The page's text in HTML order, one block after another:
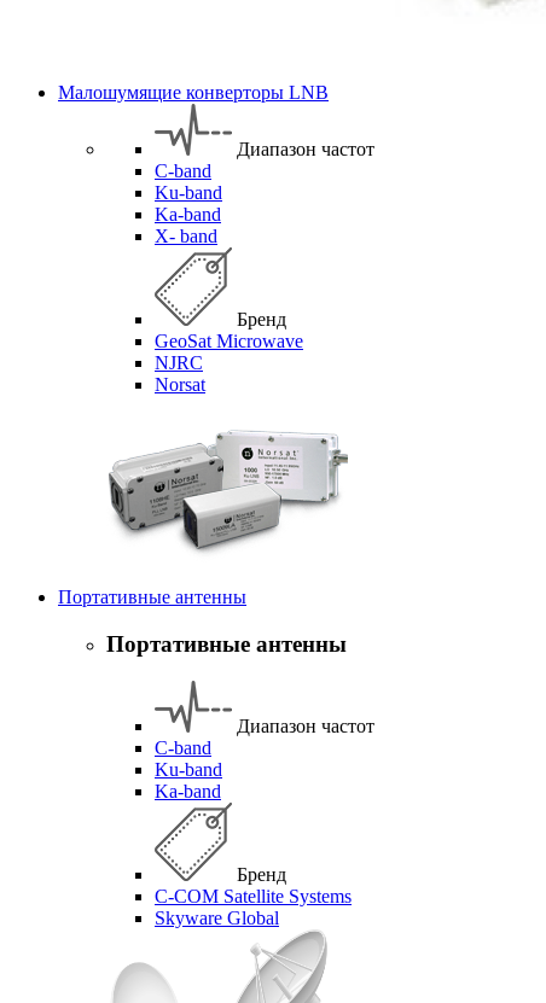
Малошумящие конверторы LNB
Диапазон частот
C-band
Ku-band
Ka-band
X- band
Бренд
GeoSat Microwave
NJRC
Norsat
Портативные антенны
Портативные антенны
Диапазон частот
C-band
Ku-band
Ka-band
Бренд
C-COM Satellite Systems
Skyware Global